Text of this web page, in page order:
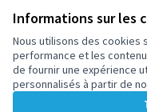
Informations sur les
Nous utilisons des cookies
performance et les
de fournir une expérience
personnalisés à partir de
34. Ateliers
asiatiques
Animation d’ateliers
intergénérationnels
et écologique.Ce